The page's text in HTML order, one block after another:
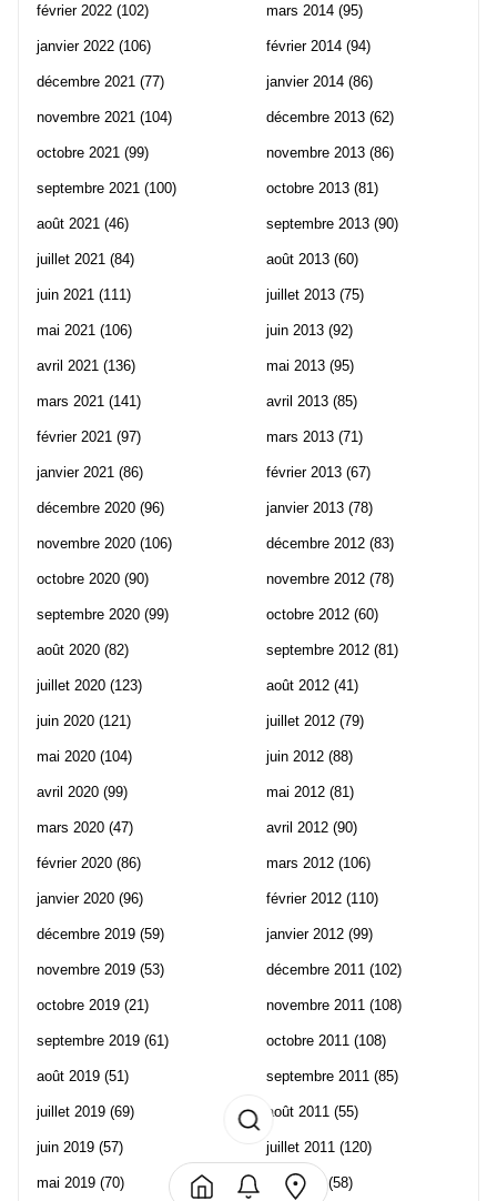
février 2022 (102)
janvier 2022 (106)
décembre 2021 (77)
novembre 2021 (104)
octobre 2021 (99)
septembre 2021 (100)
août 2021 (46)
juillet 2021 (84)
juin 2021 (111)
mai 2021 (106)
avril 2021 (136)
mars 2021 (141)
février 2021 (97)
janvier 2021 (86)
décembre 2020 (96)
novembre 2020 (106)
octobre 2020 (90)
septembre 2020 (99)
août 2020 (82)
juillet 2020 (123)
juin 2020 (121)
mai 2020 (104)
avril 2020 (99)
mars 2020 (47)
février 2020 (86)
janvier 2020 (96)
décembre 2019 (59)
novembre 2019 (53)
octobre 2019 (21)
septembre 2019 (61)
août 2019 (51)
juillet 2019 (69)
juin 2019 (57)
mai 2019 (70)
mars 2014 (95)
février 2014 (94)
janvier 2014 (86)
décembre 2013 (62)
novembre 2013 (86)
octobre 2013 (81)
septembre 2013 (90)
août 2013 (60)
juillet 2013 (75)
juin 2013 (92)
mai 2013 (95)
avril 2013 (85)
mars 2013 (71)
février 2013 (67)
janvier 2013 (78)
décembre 2012 (83)
novembre 2012 (78)
octobre 2012 (60)
septembre 2012 (81)
août 2012 (41)
juillet 2012 (79)
juin 2012 (88)
mai 2012 (81)
avril 2012 (90)
mars 2012 (106)
février 2012 (110)
janvier 2012 (99)
décembre 2011 (102)
novembre 2011 (108)
octobre 2011 (108)
septembre 2011 (85)
août 2011 (55)
juillet 2011 (120)
juin 2011 (58)